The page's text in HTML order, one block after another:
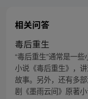
相关问答
毒后重生
“毒后重生”通常是一
小说《毒后重生》，
故事。另外，还有多
剧《墨雨云间》原著